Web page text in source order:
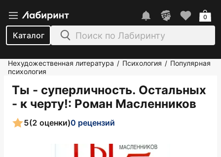
Каталог
0
Нехудожественная литература / Психология / Популярная
психология
Ты - суперличность. Остальных
- к черту!: Роман Масленников
5(2 оценки)0 рецензий